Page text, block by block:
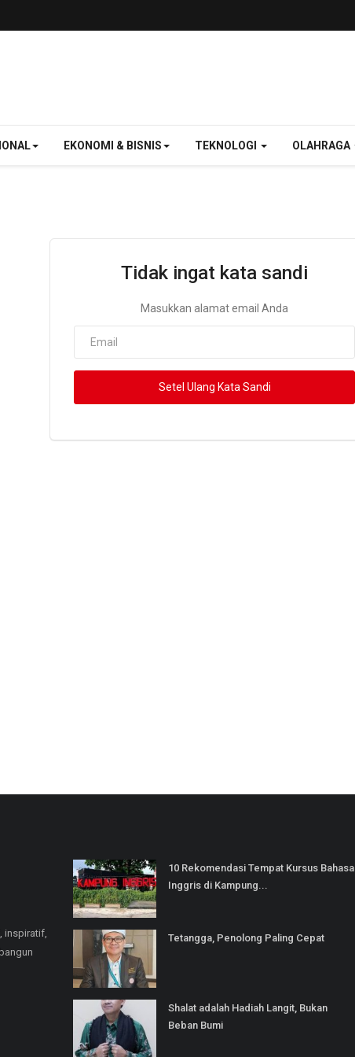
EKONOMI & BISNIS TEKNOLOGI OLAHRAGA
Tidak ingat kata sandi
Masukkan alamat email Anda
Setel Ulang Kata Sandi
inspiratif,
10 Rekomendasi Tempat Kursus Bahasa
Inggris di Kampung...
Tetangga, Penolong Paling Cepat
Shalat adalah Hadiah Langit, Bukan
Beban Bumi